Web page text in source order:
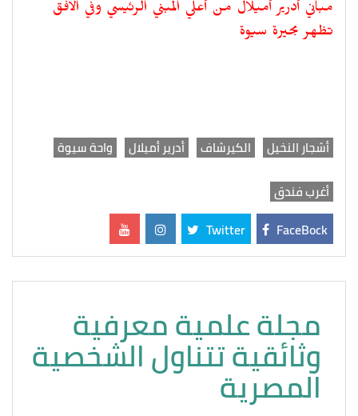
مباني أدرير أميلال من أعلي المبني الرئيسي وفي الافق
تظهر بحيرة سيوة
أشجار النخيل الكيرشاف أدرير أميلال
واحة سيوة
أغرب فندق
FaceBock
Twitter
مجلة علمية معرفية
وثائقية تتناول الشخصية
المصرية